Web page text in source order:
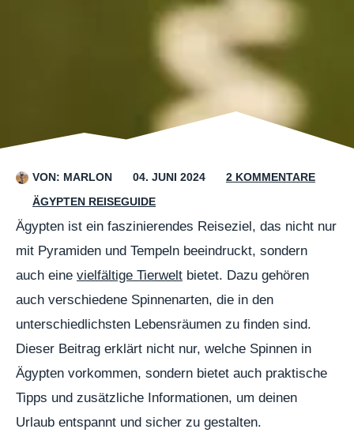
VON: MARLON 04. JUNI 2024
2 KOMMENTARE
ÄGYPTEN REISEGUIDE
Ägypten ist ein faszinierendes Reiseziel, das nicht nur
mit Pyramiden und Tempeln beeindruckt, sondern
auch eine vielfältige Tierwelt bietet. Dazu gehören
auch verschiedene Spinnenarten, die in den
unterschiedlichsten Lebensräumen zu finden sind.
Dieser Beitrag erklärt nicht nur, welche Spinnen in
Ägypten vorkommen, sondern bietet auch praktische
Tipps und zusätzliche Informationen, um deinen
Urlaub entspannt und sicher zu gestalten.